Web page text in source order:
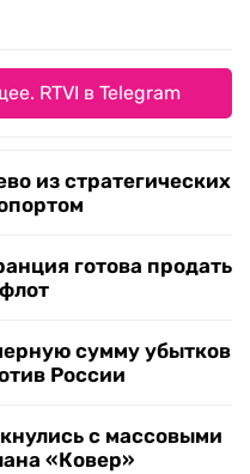
RTVI в Telegram
из стратегических
готова продать
сумму убытков
России
с массовыми
«Ковер»